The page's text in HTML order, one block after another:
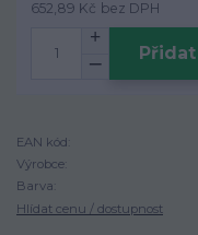
652,89 Kč bez DPH
EAN kód:
Výrobce:
Barva:
Hlídat cenu / dostupnost